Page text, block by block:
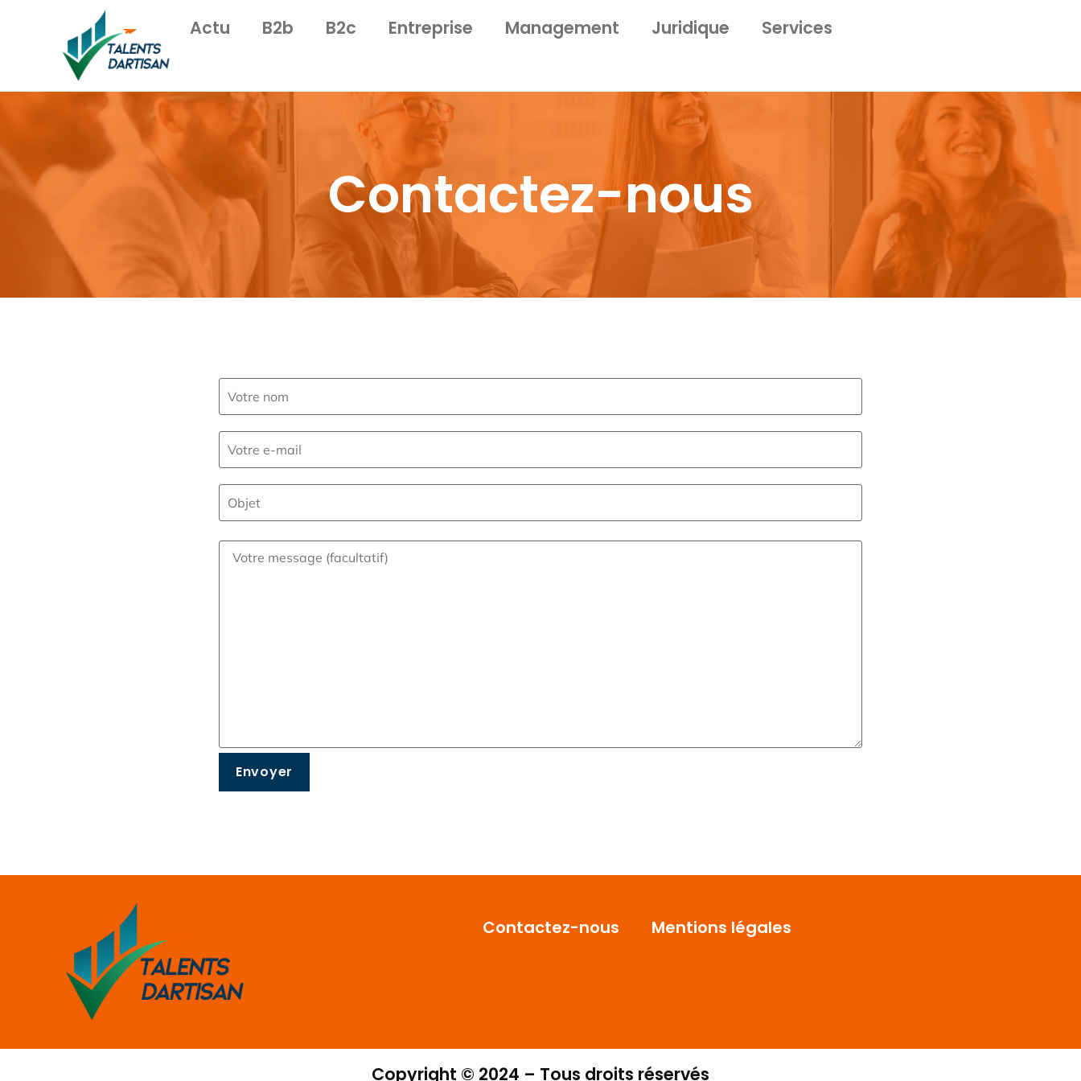
Actu B2b B2c Entreprise Management Juridique Services
Contactez-nous
Contactez-nous Mentions légales
Copyright © 2024 – Tous droits réservés